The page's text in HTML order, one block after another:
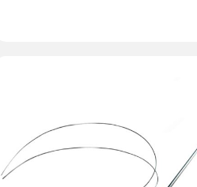
la
page